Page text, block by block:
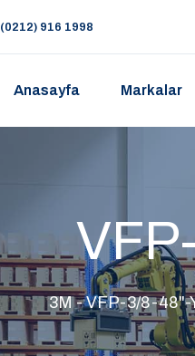
(0212) 916 1998
Anasayfa Markalar
3M - VFP-3/8-48"-